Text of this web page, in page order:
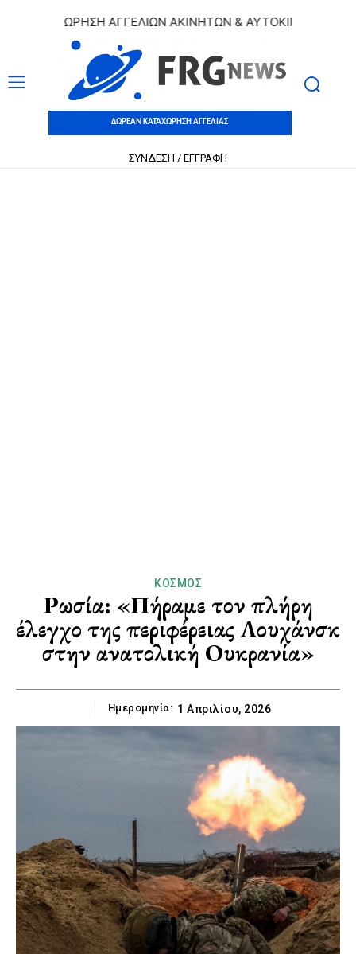
ΑΓΓΕΛΙΩΝ ΑΚΙΝΗΤΩΝ & ΑΥΤΟΚΙΝΗΤΩΝ |
ΔΩΡΕΑΝ ΚΑΤΑΧΩΡΗΣΗ ΑΓΓΕΛΙΑΣ
ΣΥΝΔΕΣΗ / ΕΓΓΡΑΦΗ
ΚΌΣΜΟΣ
Ρωσία: «Πήραμε τον πλήρη
έλεγχο της περιφέρειας Λουχάνσκ
στην ανατολική Ουκρανία»
Ημερομηνία: 1 Απριλίου, 2026